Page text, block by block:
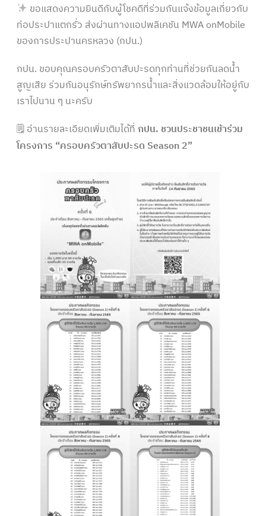
ขอแสดงความยินดีกับผู้โชคดีที่ร่วมกันแจ้งข้อมูลเกี่ยวกับ
ท่อประปาแตกรั่ว ส่งผ่านทางแอปพลิเคชัน MWA onMobile
ของการประปานครหลวง (กปน.)
กปน. ขอบคุณครอบครัวตาสับปะรดทุกท่านที่ช่วยกันลดน้ำ
สูญเสีย ร่วมกันอนุรักษ์ทรัพยากรน้ำและสิ่งแวดล้อมให้อยู่กับ
เราไปนาน ๆ นะครับ
🗒 อ่านรายละเอียดเพิ่มเติมได้ที่กปน. ชวนประชาชนเข้าร่วม
โครงการ “ครอบครัวตาสับปะรด Season 2”